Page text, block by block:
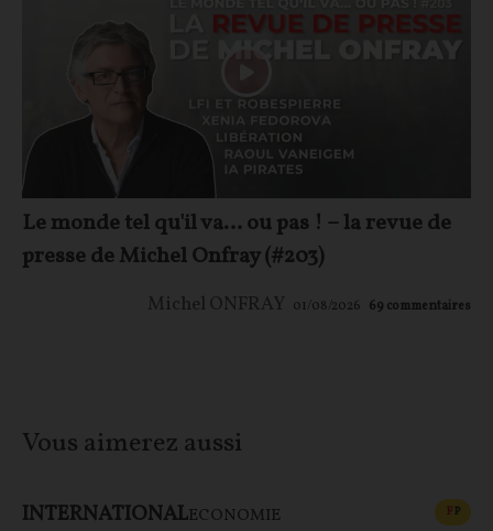
Le monde tel qu'il va… ou pas ! – la revue de
presse de Michel Onfray (#203)
Michel ONFRAY 01/08/2026 69 commentaires
Vous aimerez aussi
INTERNATIONALECONOMIE FP